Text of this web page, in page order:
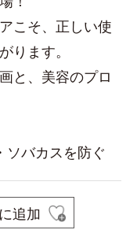
こそ、正しい使
ります。
と、美容のプロ
バカスを防ぐ
追加